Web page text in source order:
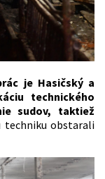
je Hasičský a
technického
sudov, taktiež
techniku obstarali